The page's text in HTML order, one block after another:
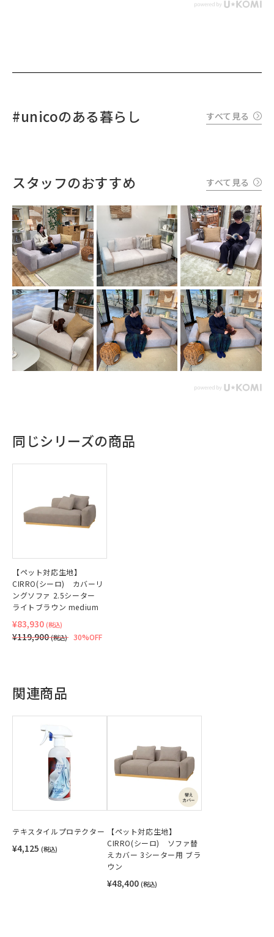
#unicoのある暮らし すべて見る
スタッフのおすすめ すべて見る
同じシリーズの商品
【ペット対応生地】
CIRRO(シーロ) カバーリ
ングソファ 2.5シーター
ライトブラウン medium
¥83,930 (税込)
¥119,900(税込) 30%OFF
関連商品
テキスタイルプロテクター
¥4,125 (税込)
【ペット対応生地】
CIRRO(シーロ) ソファ替
えカバー 3シーター用 ブラ
ウン
¥48,400 (税込)